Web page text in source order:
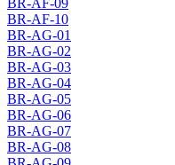
BR-AF-09
BR-AF-10
BR-AG-01
BR-AG-02
BR-AG-03
BR-AG-04
BR-AG-05
BR-AG-06
BR-AG-07
BR-AG-08